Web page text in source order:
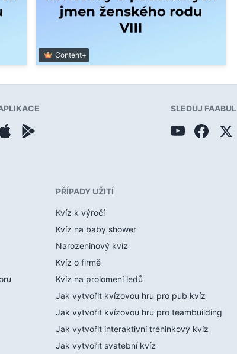
Content+
SLEDUJ FAABUL
PŘÍPADY UŽITÍ
Kvíz k výročí
Kvíz na baby shower
Narozeninový kvíz
Kvíz o firmě
Kvíz na prolomení ledů
Jak vytvořit kvízovou hru pro pub kvíz
Jak vytvořit kvízovou hru pro teambuilding
Jak vytvořit interaktivní tréninkový kvíz
Jak vytvořit svatební kvíz